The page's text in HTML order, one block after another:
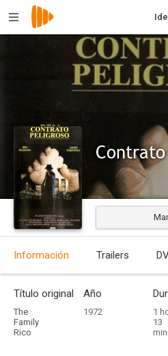
Información Trailers
Título original
The
Family
Rico
Año
1972
1
13